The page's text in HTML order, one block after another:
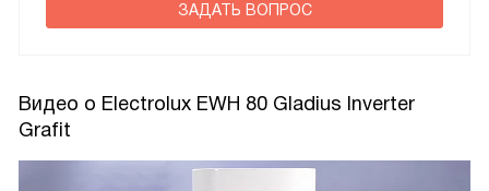
ЗАДАТЬ ВОПРОС
Видео о Electrolux EWH 80 Gladius Inverter
Grafit